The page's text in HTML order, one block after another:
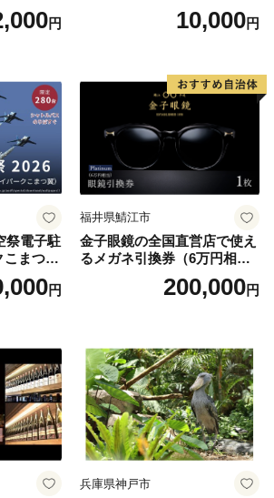
分/1名
円
原町ふるさと感謝券（3,000
円分）【トラベル 観光 旅行
10,000円
祭電子駐
こまつ
バスの
市
円
福井県鯖江市
金子眼鏡の全国直営店で使え
るメガネ引換券（6万円相
当） Platinum200,000円
兵庫県神戸市